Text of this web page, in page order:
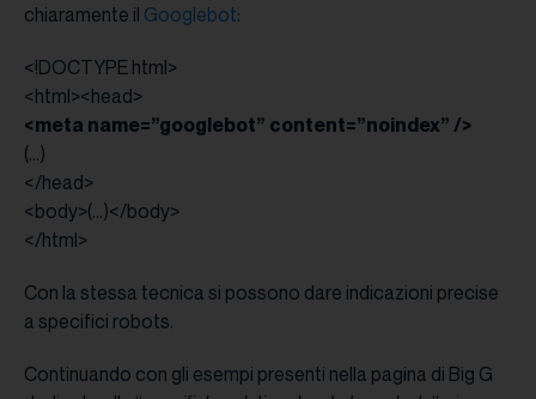
chiaramente il Googlebot:
<!DOCTYPE html>
<html><head>
<meta name=”googlebot” content=”noindex” />
(…)
</head>
<body>(…)</body>
</html>
Con la stessa tecnica si possono dare indicazioni precise
a specifici robots.
Continuando con gli esempi presenti nella pagina di Big G